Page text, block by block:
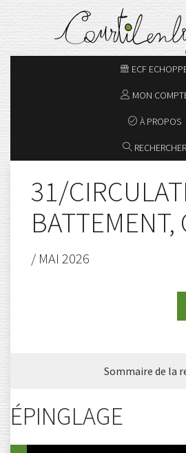
ECF
MON
À PROPOS
RECHERCHER
31/
BATTEMENT,
/ MAI 2026
Sommaire de la
ÉPINGLAGE